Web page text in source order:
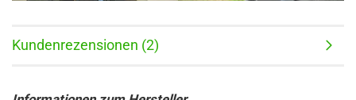
Kundenrezensionen (2)